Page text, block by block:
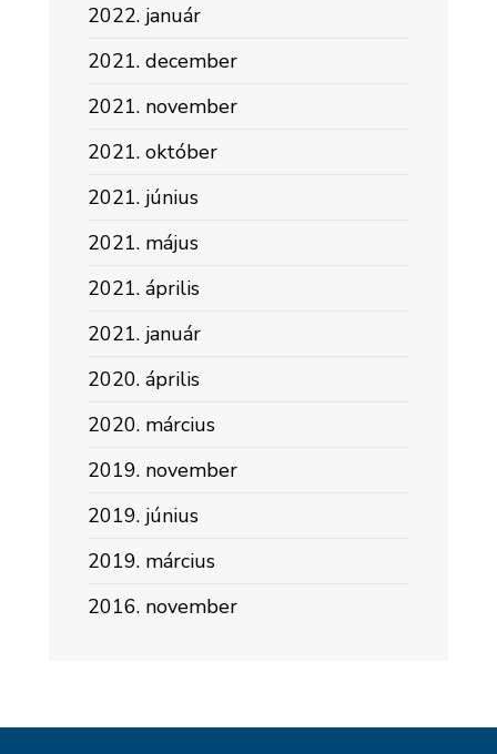
2022. január
2021. december
2021. november
2021. október
2021. június
2021. május
2021. április
2021. január
2020. április
2020. március
2019. november
2019. június
2019. március
2016. november